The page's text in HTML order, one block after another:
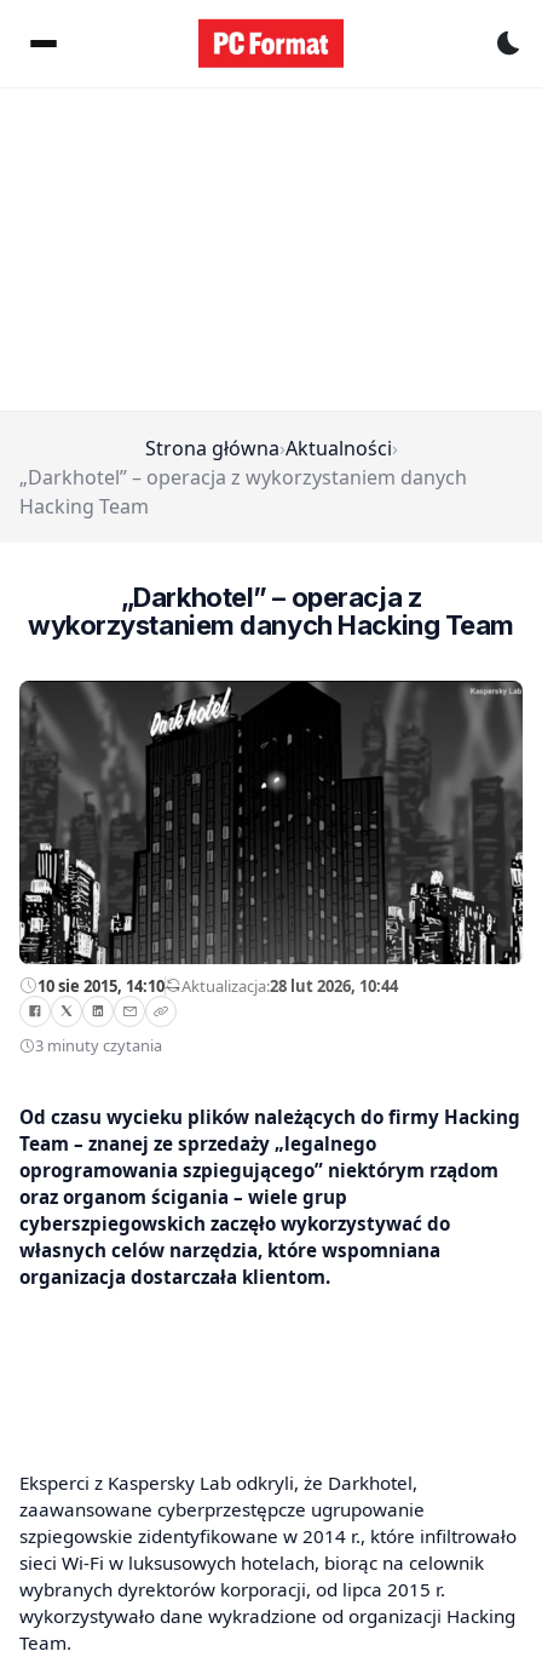
Strona główna›Aktualności›
„Darkhotel” – operacja z wykorzystaniem danych
Hacking Team
„Darkhotel” – operacja z
wykorzystaniem danych Hacking Team
10 sie 2015, 14:10—Aktualizacja:28 lut 2026, 10:44
3 minuty czytania
Od czasu wycieku plików należących do firmy Hacking
Team – znanej ze sprzedaży „legalnego
oprogramowania szpiegującego” niektórym rządom
oraz organom ścigania – wiele grup
cyberszpiegowskich zaczęło wykorzystywać do
własnych celów narzędzia, które wspomniana
organizacja dostarczała klientom.
Eksperci z Kaspersky Lab odkryli, że Darkhotel,
zaawansowane cyberprzestępcze ugrupowanie
szpiegowskie zidentyfikowane w 2014 r., które infiltrowało
sieci Wi-Fi w luksusowych hotelach, biorąc na celownik
wybranych dyrektorów korporacji, od lipca 2015 r.
wykorzystywało dane wykradzione od organizacji Hacking
Team.